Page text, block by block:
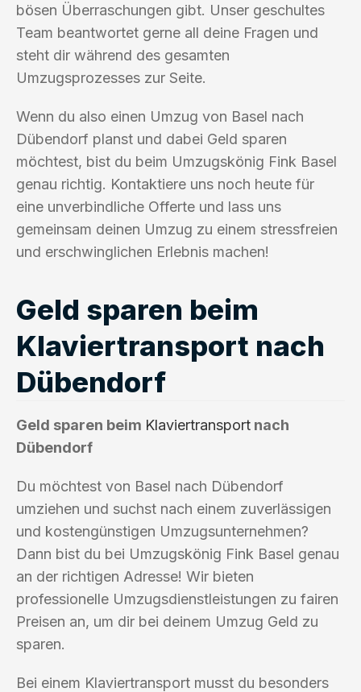
bösen Überraschungen gibt. Unser geschultes
Team beantwortet gerne all deine Fragen und
steht dir während des gesamten
Umzugsprozesses zur Seite.
Wenn du also einen Umzug von Basel nach
Dübendorf planst und dabei Geld sparen
möchtest, bist du beim Umzugskönig Fink Basel
genau richtig. Kontaktiere uns noch heute für
eine unverbindliche Offerte und lass uns
gemeinsam deinen Umzug zu einem stressfreien
und erschwinglichen Erlebnis machen!
Geld sparen beim
Klaviertransport nach
Dübendorf
Geld sparen beim Klaviertransport nach
Dübendorf
Du möchtest von Basel nach Dübendorf
umziehen und suchst nach einem zuverlässigen
und kostengünstigen Umzugsunternehmen?
Dann bist du bei Umzugskönig Fink Basel genau
an der richtigen Adresse! Wir bieten
professionelle Umzugsdienstleistungen zu fairen
Preisen an, um dir bei deinem Umzug Geld zu
sparen.
Bei einem Klaviertransport musst du besonders